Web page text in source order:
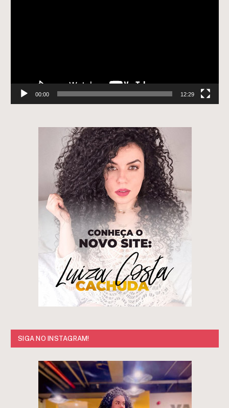
00:00 12:29
SIGA NO INSTAGRAM!